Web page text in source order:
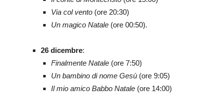
Via col vento (ore 20:30)
Un magico Natale (ore 00:50).
26 dicembre:
Finalmente Natale (ore 7:50)
Un bambino di nome Gesù (ore 9:05)
Il mio amico Babbo Natale (ore 14:00)